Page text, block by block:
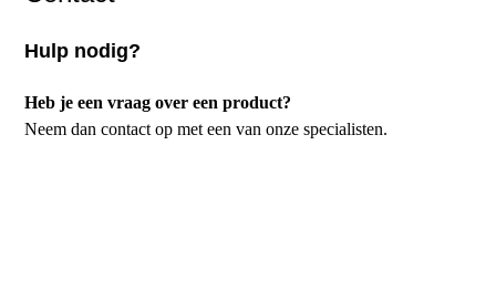
Hulp nodig?
Heb je een vraag over een product?
Neem dan contact op met een van onze specialisten.